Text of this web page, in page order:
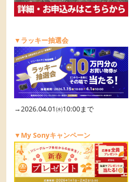
▼ラッキー抽選会
→2026.04.01㈬10:00まで
▼My Sonyキャンペーン